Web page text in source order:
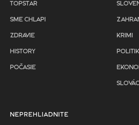
TOPSTAR
SME CHLAPI
ZDRAVIE
HISTORY
POČASIE
KRIMI
NEPREHLIADNITE